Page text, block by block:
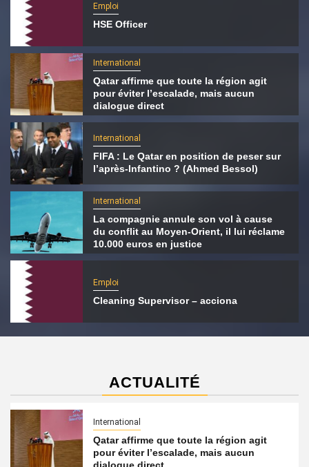
Emploi
HSE Officer
International
Qatar affirme que toute la région agit
pour éviter l’escalade, mais aucun
dialogue direct
International
FIFA : Le Qatar en position de peser sur
l’après-Infantino ? (Ahmed Bessol)
International
La compagnie annule son vol à cause
du conflit au Moyen-Orient, il lui réclame
10.000 euros en justice
Emploi
Cleaning Supervisor – acciona
ACTUALITÉ
International
Qatar affirme que toute la région agit
pour éviter l’escalade, mais aucun